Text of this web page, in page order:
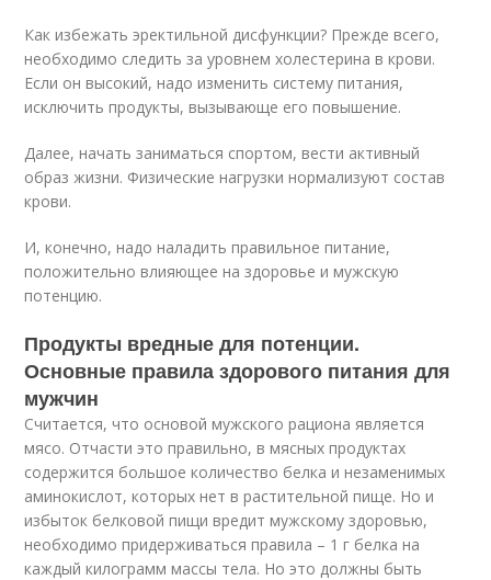
Как избежать эректильной дисфункции? Прежде всего,
необходимо следить за уровнем холестерина в крови.
Если он высокий, надо изменить систему питания,
исключить продукты, вызывающе его повышение.
Далее, начать заниматься спортом, вести активный
образ жизни. Физические нагрузки нормализуют состав
крови.
И, конечно, надо наладить правильное питание,
положительно влияющее на здоровье и мужскую
потенцию.
Продукты вредные для потенции.
Основные правила здорового питания для
мужчин
Считается, что основой мужского рациона является
мясо. Отчасти это правильно, в мясных продуктах
содержится большое количество белка и незаменимых
аминокислот, которых нет в растительной пище. Но и
избыток белковой пищи вредит мужскому здоровью,
необходимо придерживаться правила – 1 г белка на
каждый килограмм массы тела. Но это должны быть